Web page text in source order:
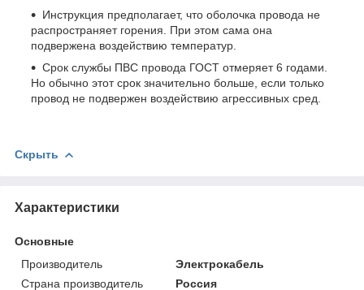
Инструкция предполагает, что оболочка провода не
распространяет горения. При этом сама она
подвержена воздействию температур.
Срок службы ПВС провода ГОСТ отмеряет 6 годами.
Но обычно этот срок значительно больше, если только
провод не подвержен воздействию агрессивных сред.
Скрыть
Характеристики
Основные
Производитель
Электрокабель
Страна производитель
Россия